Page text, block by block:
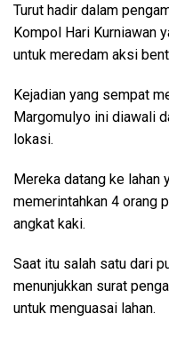
Turut hadir dalam
Kompol Hari Kurniawan
untuk meredam aksi
Kejadian yang sempat
Margomulyo ini diawali
lokasi.
Mereka datang ke lahan
memerintahkan 4 orang
angkat kaki.
Saat itu salah satu dari
menunjukkan surat
untuk menguasai lahan.